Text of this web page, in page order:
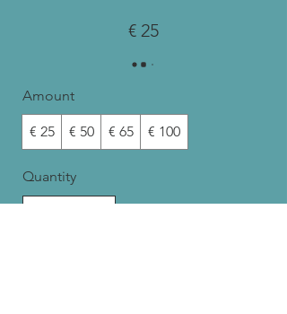
€ 25
Amount
€ 25 € 50 € 65 € 100
Quantity